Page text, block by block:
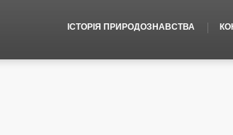
ІСТОРІЯ ПРИРОДОЗНАВСТВА